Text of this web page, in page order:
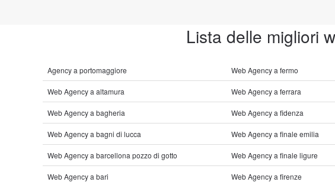
Lista delle migliori
Agency a portomaggiore Web Agency a fermo
Web Agency a altamura Web Agency a ferrara
Web Agency a bagheria Web Agency a fidenza
Web Agency a bagni di lucca Web Agency a finale emilia
Web Agency a barcellona pozzo di gotto Web Agency a finale ligure
Web Agency a bari Web Agency a firenze